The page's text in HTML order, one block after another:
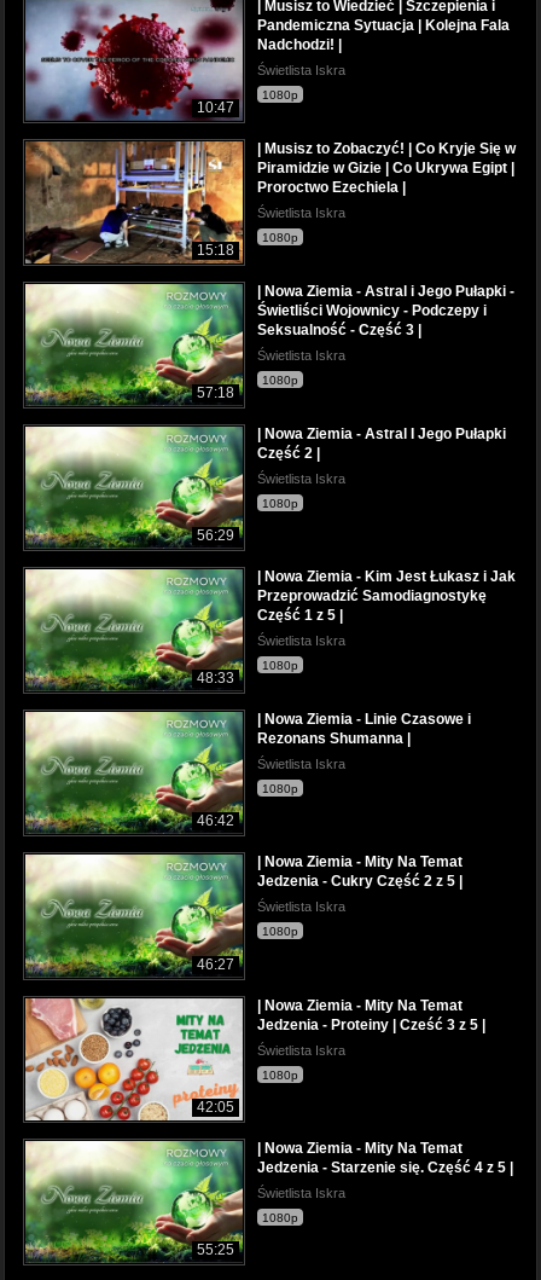
10:47
| Musisz to Wiedzieć | Szczepienia i
Pandemiczna Sytuacja | Kolejna Fala
Nadchodzi! |
Świetlista Iskra
1080p
15:18
| Musisz to Zobaczyć! | Co Kryje Się w
Piramidzie w Gizie | Co Ukrywa Egipt |
Proroctwo Ezechiela |
Świetlista Iskra
1080p
57:18
| Nowa Ziemia - Astral i Jego Pułapki -
Świetliści Wojownicy - Podczepy i
Seksualność - Część 3 |
Świetlista Iskra
1080p
56:29
| Nowa Ziemia - Astral I Jego Pułapki
Część 2 |
Świetlista Iskra
1080p
48:33
| Nowa Ziemia - Kim Jest Łukasz i Jak
Przeprowadzić Samodiagnostykę
Część 1 z 5 |
Świetlista Iskra
1080p
46:42
| Nowa Ziemia - Linie Czasowe i
Rezonans Shumanna |
Świetlista Iskra
1080p
46:27
| Nowa Ziemia - Mity Na Temat
Jedzenia - Cukry Część 2 z 5 |
Świetlista Iskra
1080p
42:05
| Nowa Ziemia - Mity Na Temat
Jedzenia - Proteiny | Cześć 3 z 5 |
Świetlista Iskra
1080p
55:25
| Nowa Ziemia - Mity Na Temat
Jedzenia - Starzenie się. Część 4 z 5 |
Świetlista Iskra
1080p